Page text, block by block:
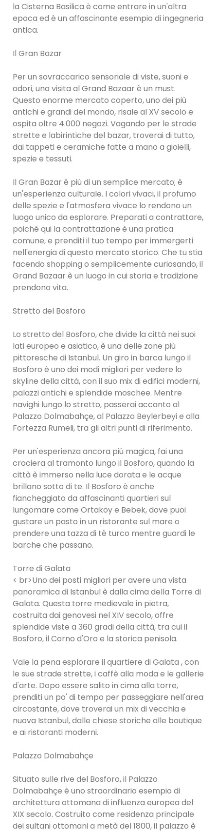
la Cisterna Basilica è come entrare in un'altra
epoca ed è un affascinante esempio di ingegneria
antica.
Il Gran Bazar
Per un sovraccarico sensoriale di viste, suoni e
odori, una visita al Grand Bazaar è un must.
Questo enorme mercato coperto, uno dei più
antichi e grandi del mondo, risale al XV secolo e
ospita oltre 4.000 negozi. Vagando per le strade
strette e labirintiche del bazar, troverai di tutto,
dai tappeti e ceramiche fatte a mano a gioielli,
spezie e tessuti.
Il Gran Bazar è più di un semplice mercato; è
un'esperienza culturale. I colori vivaci, il profumo
delle spezie e l'atmosfera vivace lo rendono un
luogo unico da esplorare. Preparati a contrattare,
poiché qui la contrattazione è una pratica
comune, e prenditi il ​​tuo tempo per immergerti
nell'energia di questo mercato storico. Che tu stia
facendo shopping o semplicemente curiosando, il
Grand Bazaar è un luogo in cui storia e tradizione
prendono vita.
Stretto del Bosforo
Lo stretto del Bosforo, che divide la città nei suoi
lati europeo e asiatico, è una delle zone più
pittoresche di Istanbul. Un giro in barca lungo il
Bosforo è uno dei modi migliori per vedere lo
skyline della città, con il suo mix di edifici moderni,
palazzi antichi e splendide moschee. Mentre
navighi lungo lo stretto, passerai accanto al
Palazzo Dolmabahçe, al Palazzo Beylerbeyi e alla
Fortezza Rumeli, tra gli altri punti di riferimento.
Per un'esperienza ancora più magica, fai una
crociera al tramonto lungo il Bosforo, quando la
città è immerso nella luce dorata e le acque
brillano sotto di te. Il Bosforo è anche
fiancheggiato da affascinanti quartieri sul
lungomare come Ortaköy e Bebek, dove puoi
gustare un pasto in un ristorante sul mare o
prendere una tazza di tè turco mentre guardi le
barche che passano.
Torre di Galata
< br>Uno dei posti migliori per avere una vista
panoramica di Istanbul è dalla cima della Torre di
Galata. Questa torre medievale in pietra,
costruita dai genovesi nel XIV secolo, offre
splendide viste a 360 gradi della città, tra cui il
Bosforo, il Corno d'Oro e la storica penisola.
Vale la pena esplorare il quartiere di Galata , con
le sue strade strette, i caffè alla moda e le gallerie
d'arte. Dopo essere salito in cima alla torre,
prenditi un po' di tempo per passeggiare nell'area
circostante, dove troverai un mix di vecchia e
nuova Istanbul, dalle chiese storiche alle boutique
e ai ristoranti moderni.
Palazzo Dolmabahçe
Situato sulle rive del Bosforo, il Palazzo
Dolmabahçe è uno straordinario esempio di
architettura ottomana di influenza europea del
XIX secolo. Costruito come residenza principale
dei sultani ottomani a metà del 1800, il palazzo è